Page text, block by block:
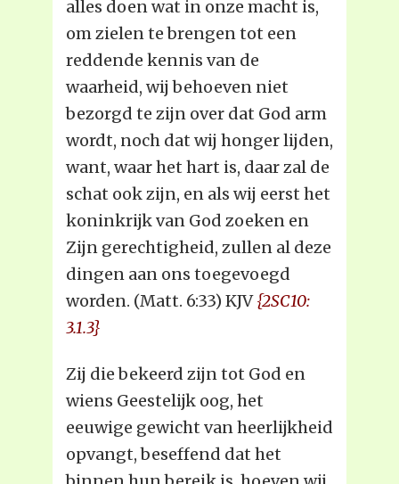
alles doen wat in onze macht is,
om zielen te brengen tot een
reddende kennis van de
waarheid, wij behoeven niet
bezorgd te zijn over dat God arm
wordt, noch dat wij honger lijden,
want, waar het hart is, daar zal de
schat ook zijn, en als wij eerst het
koninkrijk van God zoeken en
Zijn gerechtigheid, zullen al deze
dingen aan ons toegevoegd
worden. (Matt. 6:33) KJV{2SC10:
3.1.3}
Zij die bekeerd zijn tot God en
wiens Geestelijk oog, het
eeuwige gewicht van heerlijkheid
opvangt, beseffend dat het